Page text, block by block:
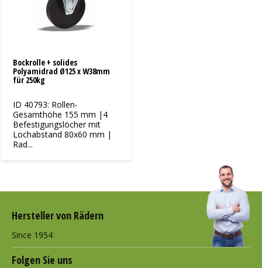
Bockrolle + solides
Polyamidrad Ø125 x W38mm
für 250kg
ID 40793: Rollen-
Gesamthöhe 155 mm |4
Befestigungslöcher mit
Lochabstand 80x60 mm |
Rad...
Hersteller von Rädern
Since 1954
Folgen Sie uns